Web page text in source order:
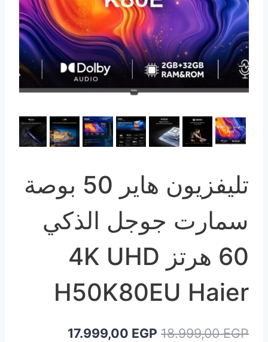
تليفزيون هاير 50 بوصة
سمارت جوجل الذكي
60 هرتز 4K UHD
H50K80EU Haier
18.999,00EGP
السعر17.999,00 EGP